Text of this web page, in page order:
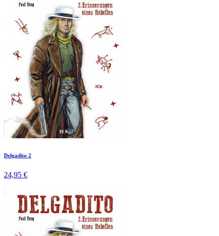
Delgadito 2
24,95 €